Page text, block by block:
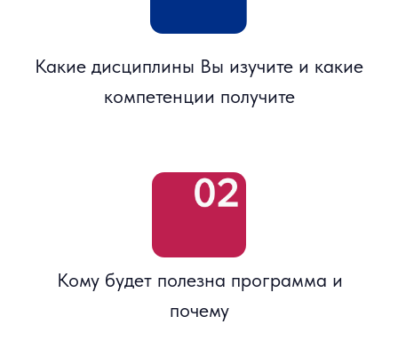
Ивановская Жанна
К.э.н., преподаватель программы
лет опыта работы на Московской бирже